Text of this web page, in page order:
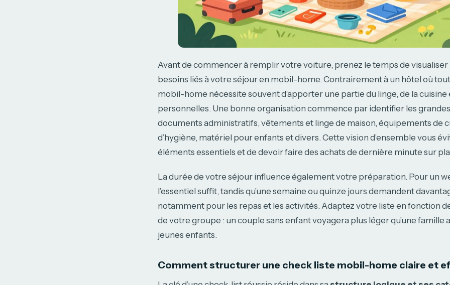
Avant de commencer à remplir votre voiture, prenez le temps de visualiser
besoins liés à votre séjour en mobil-home. Contrairement à un hôtel où
mobil-home nécessite souvent d’apporter une partie du linge, de la cuisine
personnelles. Une bonne organisation commence par identifier les
documents administratifs, vêtements et linge de maison, équipements de
d’hygiène, matériel pour enfants et divers. Cette vision d’ensemble vous
éléments essentiels et de devoir faire des achats de dernière minute sur
La durée de votre séjour influence également votre préparation. Pour un
l’essentiel suffit, tandis qu’une semaine ou quinze jours demandent
notamment pour les repas et les activités. Adaptez votre liste en fonction
de votre groupe : un couple sans enfant voyagera plus léger qu’une famille
jeunes enfants.
Comment structurer une check liste mobil-home claire et